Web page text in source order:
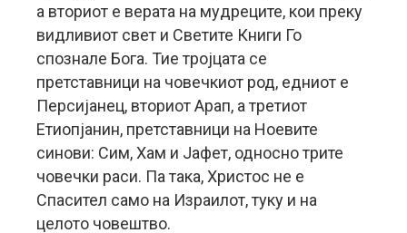
а вториот е верата на мудреците, кои преку
видливиот свет и Светите Книги Го
спознале Бога. Тие тројцата се
претставници на човечкиот род, едниот е
Персијанец, вториот Арап, а третиот
Етиопјанин, претставници на Ноевите
синови: Сим, Хам и Јафет, односно трите
човечки раси. Па така, Христос не е
Спасител само на Израилот, туку и на
целото човештво.